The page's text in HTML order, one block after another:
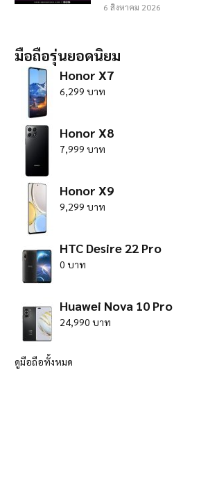
6 สิงหาคม 2026
มือถือรุ่นยอดนิยม
Honor X7
6,299 บาท
Honor X8
7,999 บาท
Honor X9
9,299 บาท
HTC Desire 22 Pro
0 บาท
Huawei Nova 10 Pro
24,990 บาท
ดูมือถือทั้งหมด